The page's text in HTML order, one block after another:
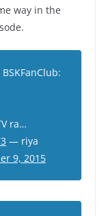
way in the
BSKFanClub:
ra…
— riya
9, 2015